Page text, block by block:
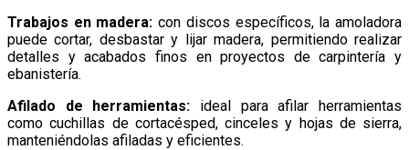
Trabajos en madera:con discos específicos, la amoladora
puede cortar, desbastar y lijar madera, permitiendo realizar
detalles y acabados finos en proyectos de carpintería y
ebanistería.
Afilado de herramientas: ideal para afilar herramientas
como cuchillas de cortacésped, cinceles y hojas de sierra,
manteniéndolas afiladas y eficientes.